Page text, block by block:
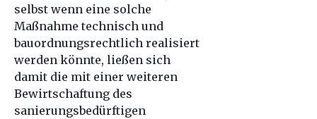
selbst wenn eine solche
Maßnahme technisch und
bauordnungsrechtlich realisiert
werden könnte, ließen sich
damit die mit einer weiteren
Bewirtschaftung des
sanierungsbedürftigen